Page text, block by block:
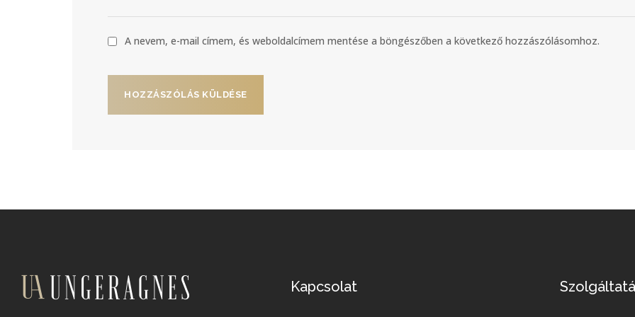
A nevem, e-mail címem, és weboldalcímem mentése a böngészőben a következő hozzászólásomhoz.
Kapcsolat